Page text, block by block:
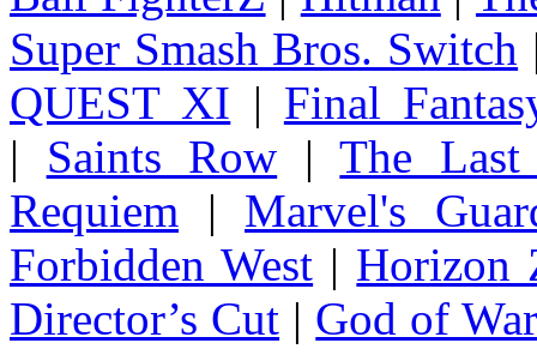
Super Smash Bros. Switch
QUEST XI | Final
| Saints Row |The
Requiem | Marvel's
Forbidden West | Horizon
Director’s Cut | God of